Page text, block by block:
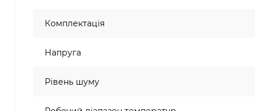
Комплектація
Напруга
Рівень шуму